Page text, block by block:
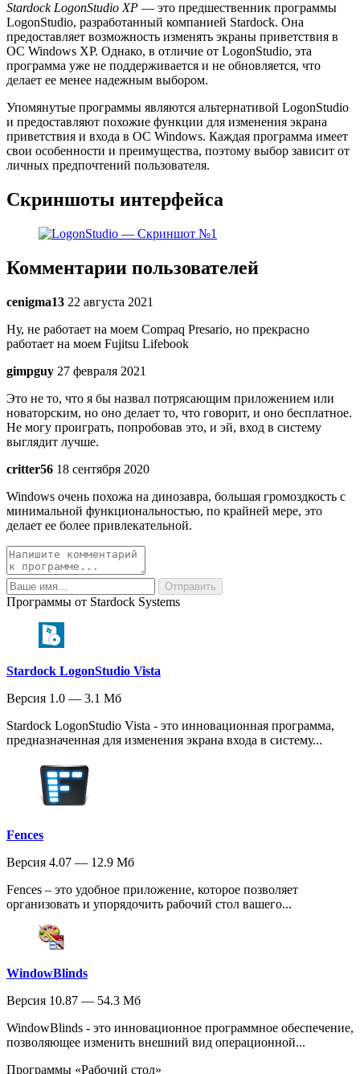
Stardock LogonStudio XP — это предшественник программы
LogonStudio, разработанный компанией Stardock. Она
предоставляет возможность изменять экраны приветствия в
ОС Windows XP. Однако, в отличие от LogonStudio, эта
программа уже не поддерживается и не обновляется, что
делает ее менее надежным выбором.
Упомянутые программы являются альтернативой LogonStudio
и предоставляют похожие функции для изменения экрана
приветствия и входа в ОС Windows. Каждая программа имеет
свои особенности и преимущества, поэтому выбор зависит от
личных предпочтений пользователя.
Скриншоты интерфейса
Комментарии пользователей
cenigma13 22 августа 2021
Ну, не работает на моем Compaq Presario, но прекрасно
работает на моем Fujitsu Lifebook
gimpguy 27 февраля 2021
Это не то, что я бы назвал потрясающим приложением или
новаторским, но оно делает то, что говорит, и оно бесплатное.
Не могу проиграть, попробовав это, и эй, вход в систему
выглядит лучше.
critter56 18 сентября 2020
Windows очень похожа на динозавра, большая громоздкость с
минимальной функциональностью, по крайней мере, это
делает ее более привлекательной.
Программы от Stardock Systems
Stardock LogonStudio Vista
Версия 1.0 — 3.1 Мб
Stardock LogonStudio Vista - это инновационная программа,
предназначенная для изменения экрана входа в систему...
Fences
Версия 4.07 — 12.9 Мб
Fences – это удобное приложение, которое позволяет
организовать и упорядочить рабочий стол вашего...
WindowBlinds
Версия 10.87 — 54.3 Мб
WindowBlinds - это инновационное программное обеспечение,
позволяющее изменить внешний вид операционной...
Программы «Рабочий стол»